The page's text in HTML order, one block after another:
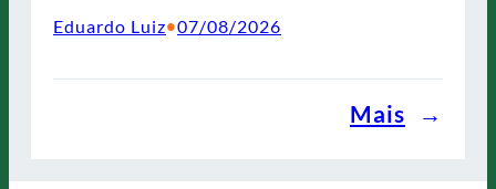
Eduardo Luiz•07/08/2026
Mais →